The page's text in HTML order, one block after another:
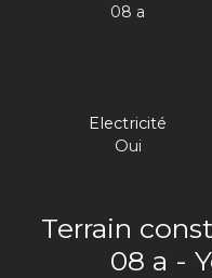
08 a
Electricité
Oui
Terrain
08 a -